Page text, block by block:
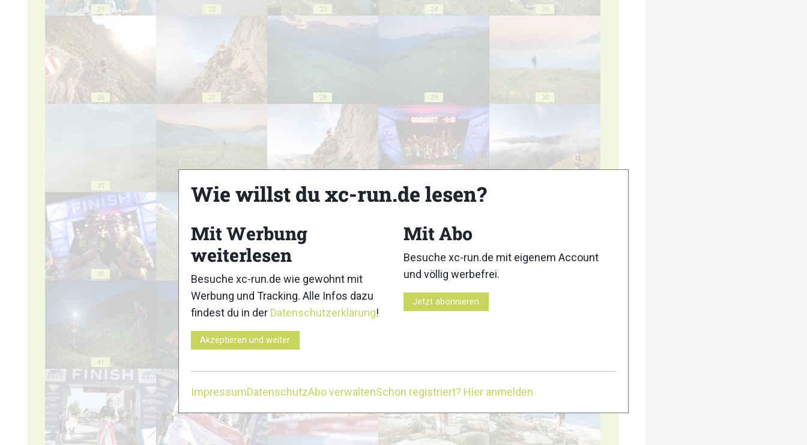
21 22 23 24 25
26 27 28 29 30
31 32 34
36 39
41
Wie willst du xc-run.de lesen?
Mit Werbung
weiterlesen
Besuche xc-run.de wie gewohnt mit
Werbung und Tracking. Alle Infos dazu
findest du in der Datenschutzerklärung!
Akzeptieren und weiter
Mit Abo
Besuche xc-run.de mit eigenem Account
und völlig werbefrei.
Jetzt abonnieren
ImpressumDatenschutzAbo verwaltenSchon registriert? Hier anmelden